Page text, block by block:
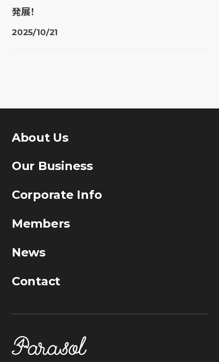
発展！
2025/10/21
About Us
Our Business
Corporate Info
Members
News
Contact